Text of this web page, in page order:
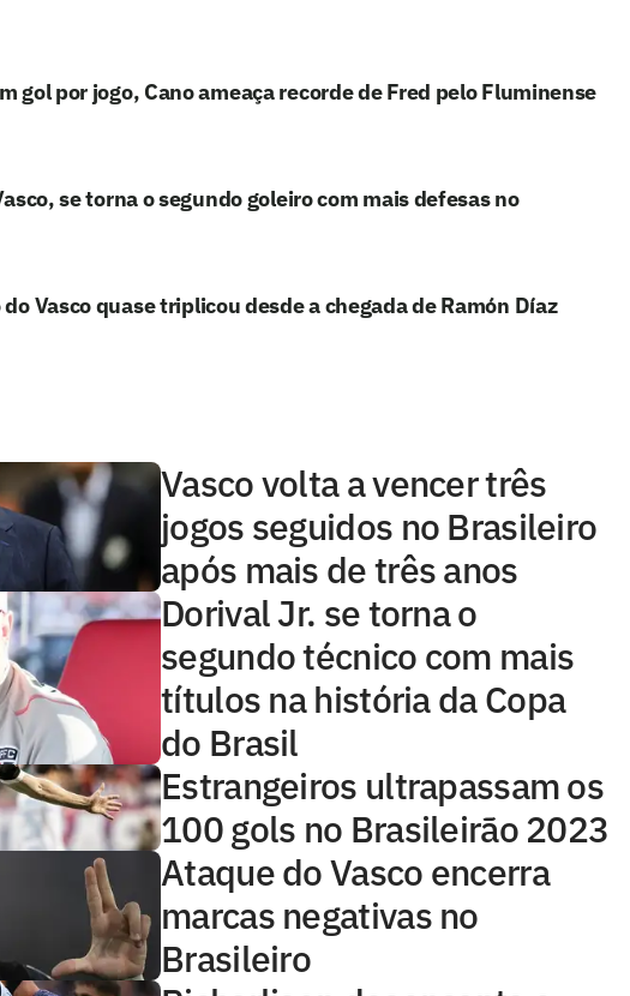
gol por jogo, Cano ameaça recorde de Fred pelo Fluminense
se torna o segundo goleiro com mais defesas no
Vasco quase triplicou desde a chegada de Ramón Díaz
Vasco volta a vencer três
jogos seguidos no Brasileiro
após mais de três anos
Dorival Jr. se torna o
segundo técnico com mais
títulos na história da Copa
do Brasil
Estrangeiros ultrapassam os
100 gols no Brasileirão 2023
Ataque do Vasco encerra
marcas negativas no
Brasileiro